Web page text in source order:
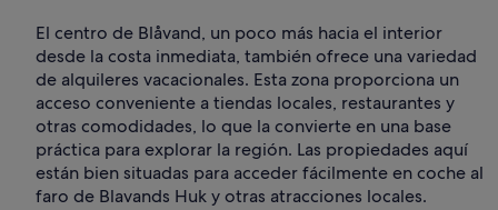
El centro de Blåvand, un poco más hacia el interior
desde la costa inmediata, también ofrece una variedad
de alquileres vacacionales. Esta zona proporciona un
acceso conveniente a tiendas locales, restaurantes y
otras comodidades, lo que la convierte en una base
práctica para explorar la región. Las propiedades aquí
están bien situadas para acceder fácilmente en coche al
faro de Blavands Huk y otras atracciones locales.